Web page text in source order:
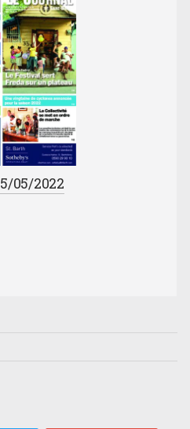
05/2022